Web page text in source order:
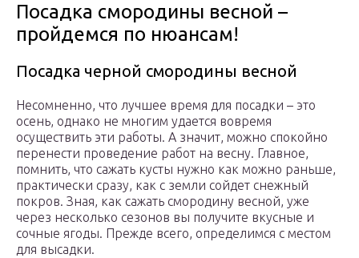
Посадка смородины весной –
пройдемся по нюансам!
Посадка черной смородины весной
Несомненно, что лучшее время для посадки – это
осень, однако не многим удается вовремя
осуществить эти работы. А значит, можно спокойно
перенести проведение работ на весну. Главное,
помнить, что сажать кусты нужно как можно раньше,
практически сразу, как с земли сойдет снежный
покров. Зная, как сажать смородину весной, уже
через несколько сезонов вы получите вкусные и
сочные ягоды. Прежде всего, определимся с местом
для высадки.